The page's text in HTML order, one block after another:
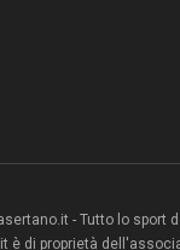
- Tutto lo sport
è di proprietà